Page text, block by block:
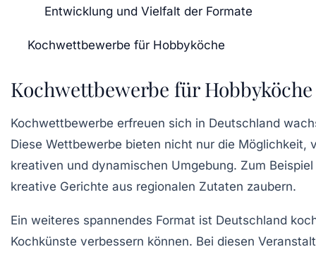
Entwicklung und Vielfalt der Formate
Kochwettbewerbe für Hobbyköche
Kochwettbewerbe für Hobbyköche
Kochwettbewerbe erfreuen sich in Deutschland
Diese Wettbewerbe bieten nicht nur die Möglichkeit,
kreativen und dynamischen Umgebung. Zum
kreative Gerichte aus regionalen Zutaten zaubern.
Ein weiteres spannendes Format ist Deutschland
Kochkünste verbessern können. Bei diesen